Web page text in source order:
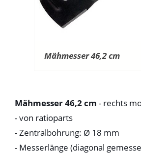
Mähmesser 46,2 cm
Mähmesser 46,2 cm - rechts
- von ratioparts
- Zentralbohrung: Ø 18 mm
- Messerlänge (diagonal